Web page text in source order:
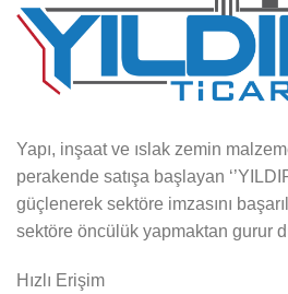
Yapı, inşaat ve ıslak zemin
perakende satışa başlayan
güçlenerek sektöre imzasını
sektöre öncülük yapmaktan gurur
Hızlı Erişim